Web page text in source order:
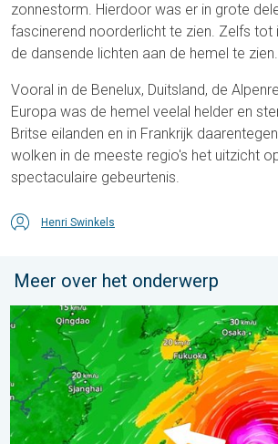
zonnestorm. Hierdoor was er in grote
fascinerend noorderlicht te zien. Zelfs tot
de dansende lichten aan de hemel te zien.
Vooral in de Benelux, Duitsland, de
Europa was de hemel veelal helder en
Britse eilanden en in Frankrijk
wolken in de meeste regio's het uitzicht
spectaculaire gebeurtenis.
Henri Swinkels
Meer over het onderwerp
Tyfoon Dolphin op weg naar Japan. Veel